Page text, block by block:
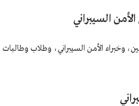
السيبراني
وخبراء الأمن السيبراني، وطلاب وطالبات